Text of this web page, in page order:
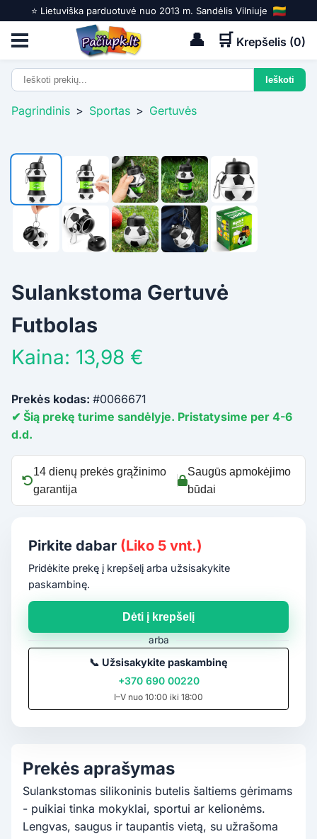
⭐️ Lietuviška parduotuvė nuo 2013 m. Sandėlis Vilniuje
👤 🛒 Krepšelis (0)
Pagrindinis > Sportas > Gertuvės
Sulankstoma Gertuvė
Futbolas
Kaina: 13,98 €
Prekės kodas: #0066671
✔ Šią prekę turime sandėlyje. Pristatysime per 4-6
d.d.
14 dienų prekės grąžinimo
garantija
Saugūs apmokėjimo
būdai
Pirkite dabar (Liko 5 vnt.)
Pridėkite prekę į krepšelį arba užsisakykite
paskambinę.
Dėti į krepšelį
arba
📞 Užsisakykite paskambinę
+370 690 00220
I–V nuo 10:00 iki 18:00
Prekės aprašymas
Sulankstomas silikoninis butelis šaltiems gėrimams
- puikiai tinka mokyklai, sportui ar kelionėms.
Lengvas, saugus ir taupantis vietą, su užrašoma